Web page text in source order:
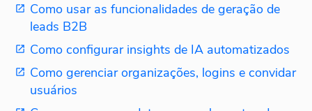
Como usar as funcionalidades de geração de
leads B2B
Como configurar insights de IA automatizados
Como gerenciar organizações, logins e convidar
usuários